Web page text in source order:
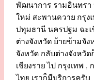
พัฒนาการ รามอินทรา
ใหม่ สะพานควาย กรุง
ปทุมธานี นครปฐม ฉะเ
ต่างจังหวัด ย้ายข้ามจั
จังหวัด กลับต่างจังหวัด
เชียงราย ไป กรุงเทพ ,
ไทย เราก็มีบริการครับ